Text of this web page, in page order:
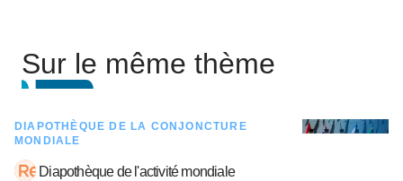
Sur le même thème
DIAPOTHÈQUE DE LA CONJONCTURE
MONDIALE
Diapothèque de l'activité mondiale